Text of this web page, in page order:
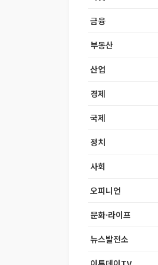
금융
부동산
산업
경제
국제
정치
사회
오피니언
문화·라이프
뉴스발전소